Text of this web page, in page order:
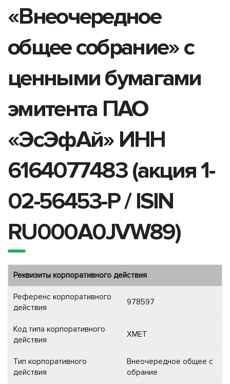
«Внеочередное
общее собрание» с
ценными бумагами
эмитента ПАО
«ЭсЭфАй» ИНН
6164077483 (акция 1-
02-56453-P / ISIN
RU000A0JVW89)
Реквизиты корпоративного действия
Референс корпоративного
действия
978597
Код типа корпоративного
действия
XMET
Тип корпоративного
действия
Внеочередное общее с
обрание